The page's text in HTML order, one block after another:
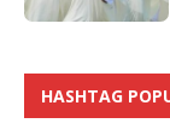
HASHTAG